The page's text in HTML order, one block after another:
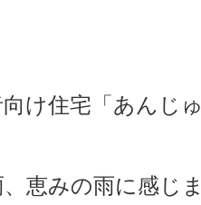
け住宅「あんじ
恵みの雨に感じ